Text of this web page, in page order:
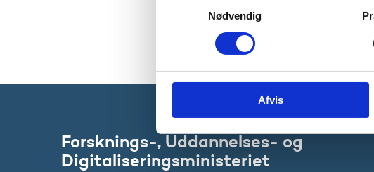
k
v
a
Nødvendig
Afvis
Forsknings-, Uddannelses- og
Digitaliseringsministeriet